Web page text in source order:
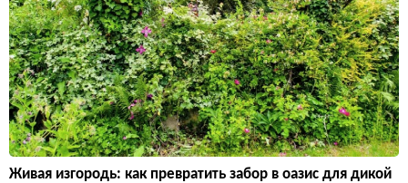
Живая изгородь: как превратить забор в оазис для дикой